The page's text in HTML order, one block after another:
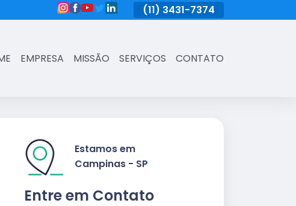
3431-7374 (11) 3431-7374
EMPRESA MISSÃO SERVIÇOS CONTATO
Entre em Contato
Estamos em
Campinas - SP